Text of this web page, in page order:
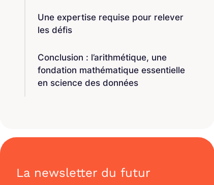
Une expertise requise pour relever
les défis
Conclusion : l’arithmétique, une
fondation mathématique essentielle
en science des données
La newsletter du futur